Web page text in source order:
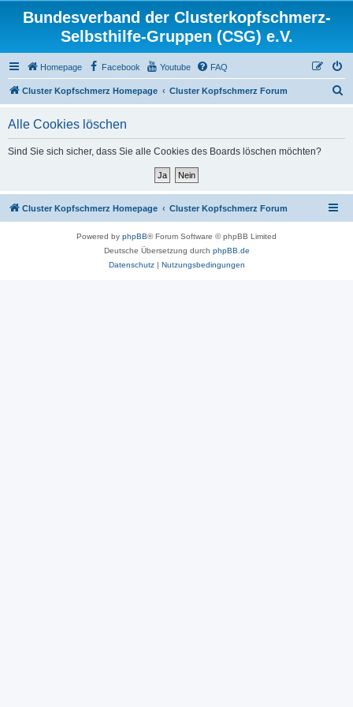
Bundesverband der Clusterkopfschmerz-
Selbsthilfe-Gruppen (CSG) e.V.
Homepage Facebook Youtube FAQ
Cluster Kopfschmerz Homepage Cluster Kopfschmerz Forum
Alle Cookies löschen
Sind Sie sich sicher, dass Sie alle Cookies des Boards löschen möchten?
Cluster Kopfschmerz Homepage Cluster Kopfschmerz Forum
Powered by phpBB® Forum Software © phpBB Limited
Deutsche Übersetzung durch phpBB.de
Datenschutz| Nutzungsbedingungen